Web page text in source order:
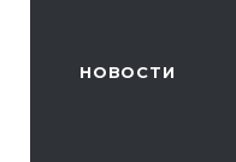
НОВОСТИ